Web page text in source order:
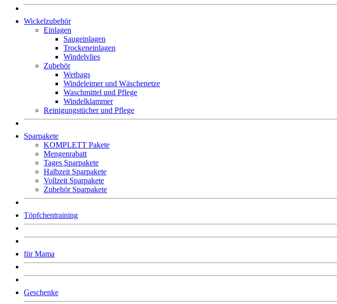
Wickelzubehör
Einlagen
Saugeinlagen
Trockeneinlagen
Windelvlies
Zubehör
Wetbags
Windeleimer und Wäschenetze
Waschmittel und Pflege
Windelklammer
Reinigungstücher und Pflege
Sparpakete
KOMPLETT Pakete
Mengenrabatt
Tages Sparpakete
Halbzeit Sparpakete
Vollzeit Sparpakete
Zubehör Sparpakete
Töpfchentraining
für Mama
Geschenke